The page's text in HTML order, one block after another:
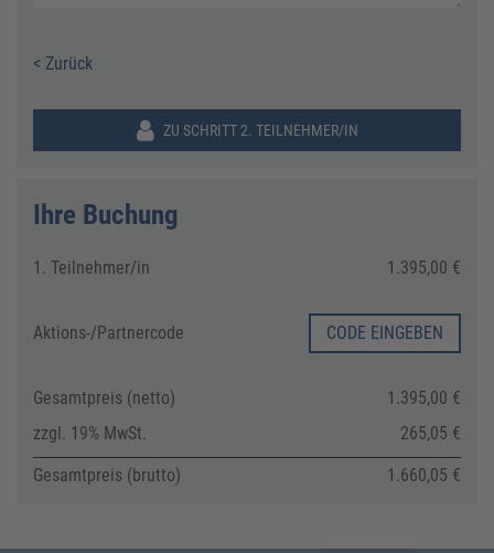
< Zurück
ZU SCHRITT 2. TEILNEHMER/IN
Ihre Buchung
1. Teilnehmer/in 1.395,00 €
Aktions-/Partnercode CODE EINGEBEN
Gesamtpreis (netto)
1.395,00 €
zzgl. 19% MwSt.
265,05 €
Gesamtpreis (brutto)
1.660,05 €